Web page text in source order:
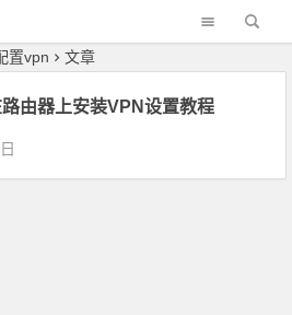
置vpn 文章
由器上安装VPN设置教程